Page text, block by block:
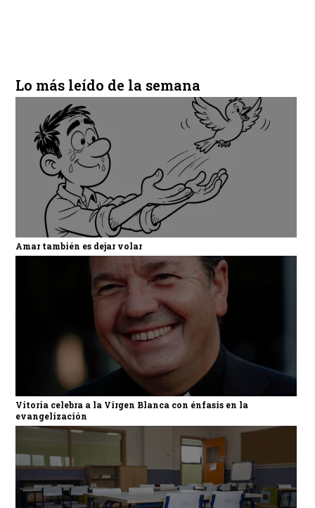
Lo más leído de la semana
Amar también es dejar volar
Vitoria celebra a la Virgen Blanca con énfasis en la
evangelización